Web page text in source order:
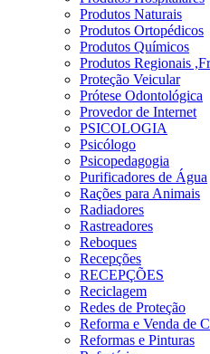
Produtos Naturais
Produtos Ortopédicos
Produtos Químicos
Produtos Regionais
Proteção Veicular
Prótese Odontológica
Provedor de Internet
PSICOLOGIA
Psicólogo
Psicopedagogia
Purificadores de Água
Rações para Animais
Radiadores
Rastreadores
Reboques
Recepções
RECEPÇÕES
Reciclagem
Redes de Proteção
Reforma e Venda de
Reformas e Pinturas